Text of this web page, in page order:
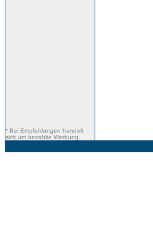
* Bei Empfehlungen handelt
sich um bezahlte Werbung.